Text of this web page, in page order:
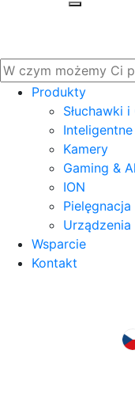
Produkty
Słuchawki i
Kamery
Gaming &
ION
Pielęgnacja
Urządzenia
Wsparcie
Kontakt